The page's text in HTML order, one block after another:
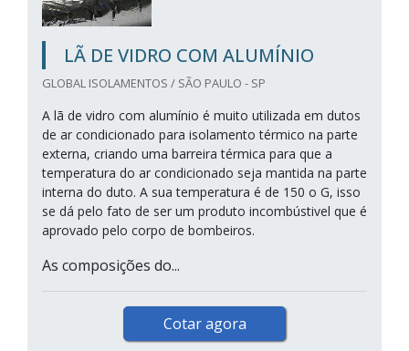
LÃ DE VIDRO COM ALUMÍNIO
GLOBAL ISOLAMENTOS / SÃO PAULO - SP
A lã de vidro com alumínio é muito utilizada em dutos
de ar condicionado para isolamento térmico na parte
externa, criando uma barreira térmica para que a
temperatura do ar condicionado seja mantida na parte
interna do duto. A sua temperatura é de 150 o G, isso
se dá pelo fato de ser um produto incombústivel que é
aprovado pelo corpo de bombeiros.
As composições do...
Cotar agora